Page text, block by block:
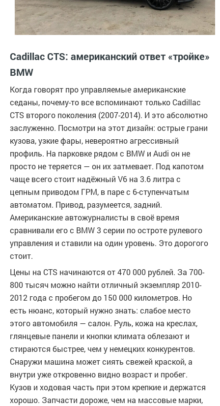
Cadillac CTS: американский ответ «тройке»
BMW
Когда говорят про управляемые американские
седаны, почему-то все вспоминают только Cadillac
CTS второго поколения (2007-2014). И это абсолютно
заслуженно. Посмотри на этот дизайн: острые грани
кузова, узкие фары, невероятно агрессивный
профиль. На парковке рядом с BMW и Audi он не
просто не теряется — он их затмевает. Под капотом
чаще всего стоит надёжный V6 на 3.6 литра с
цепным приводом ГРМ, в паре с 6-ступенчатым
автоматом. Привод, разумеется, задний.
Американские автожурналисты в своё время
сравнивали его с BMW 3 серии по остроте рулевого
управления и ставили на один уровень. Это дорогого
стоит.
Цены на CTS начинаются от 470 000 рублей. За 700-
800 тысяч можно найти отличный экземпляр 2010-
2012 года с пробегом до 150 000 километров. Но
есть нюанс, который нужно знать: слабое место
этого автомобиля — салон. Руль, кожа на креслах,
глянцевые панели и кнопки климата облезают и
стираются быстрее, чем у немецких конкурентов.
Снаружи машина может сиять свежей краской, а
внутри уже откровенно видно возраст и пробег.
Кузов и ходовая часть при этом крепкие и держатся
хорошо. Запчасти дороже, чем на массовые марки,